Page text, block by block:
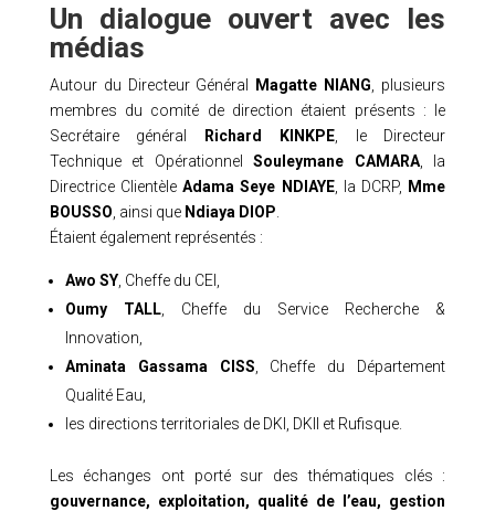
Un dialogue ouvert avec les
médias
Autour du Directeur Général Magatte NIANG , plusieurs
membres du comité de direction étaient présents : le
Secrétaire général
Richard KINKPE, le Directeur
Technique et OpérationnelSouleymane CAMARA, la
Directrice ClientèleAdama Seye NDIAYE, la DCRP,
Mme
BOUSSO , ainsi que Ndiaya DIOP
Étaient également représentés :
Awo SY, Cheffe du CEI,
Oumy TALL, Cheffe du Service Recherche &
Innovation,
Aminata Gassama CISS , Cheffe du Département
Qualité Eau,
les directions territoriales de DKI, DKII et Rufisque.
Les échanges ont porté sur des thématiques clés :
gouvernance, exploitation, qualité de l’eau, gestion